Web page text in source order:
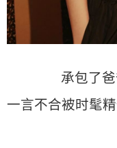
承包了爸
一言不合被时髦精